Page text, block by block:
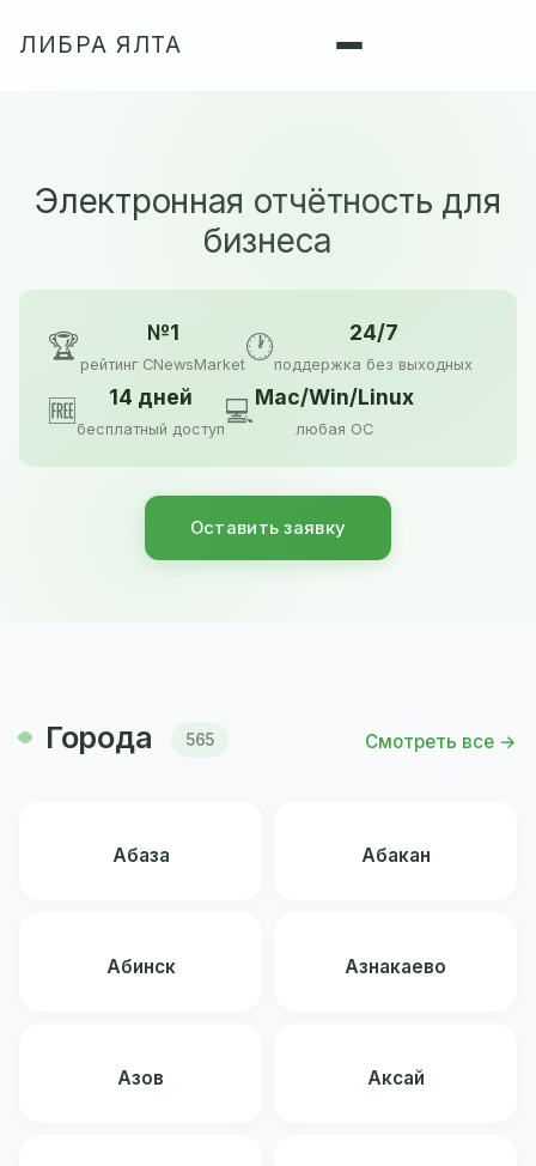
ЛИБРА ЯЛТА
Электронная отчётность для
бизнеса
🏆 №1
рейтинг CNewsMarket
🕐 24/7
поддержка без выходных
🆓 14 дней
бесплатный доступ
💻Mac/Win/Linux
любая ОС
Оставить заявку
Города 565 Смотреть все →
Абаза Абакан
Абинск Азнакаево
Азов Аксай